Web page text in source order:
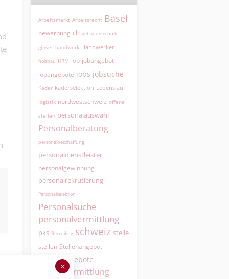
Arbeitsmarkt Arbeitsrecht Basel
bewerbung ch gebäudetechnik
gipser handwerk Handwerker
holzbau HRM job jobangebot
jobangebote jobs jobsuche
Kader kaderselektion Lebenslauf
logistik nordwestschweiz offene
stellen personalauswahl
Personalberatung
personalbeschaffung
personaldienstleister
personalgewinnung
personalrekrutierung
Personalselektion
Personalsuche
personalvermittlung
pks Recruiting schweiz stelle
stellen Stellenangebot
stellenangebote
Stellenvermittlung
×